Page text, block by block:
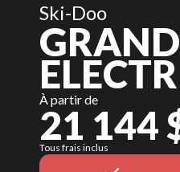
Ski-Doo
À partir de
21 144
Tous frais inclus